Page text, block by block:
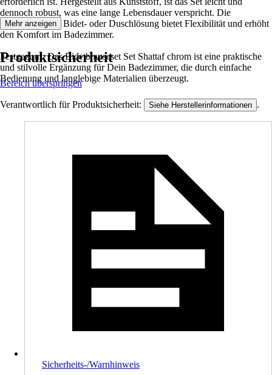
dennoch robust, was eine lange Lebensdauer verspricht. Die
Anwendung als Bidet- oder Duschlösung bietet Flexibilität und erhöht
den Komfort im Badezimmer.
Festgezurrt: Das Bidetbrauseset Set Shattaf chrom ist eine praktische
und stilvolle Ergänzung für Dein Badezimmer, die durch einfache
Bedienung und langlebige Materialien überzeugt.
Mehr anzeigen
Produktsicherheit
Bereich überspringen
Verantwortlich für Produktsicherheit: Siehe Herstellerinformationen .
Sicherheits-/Warnhinweis